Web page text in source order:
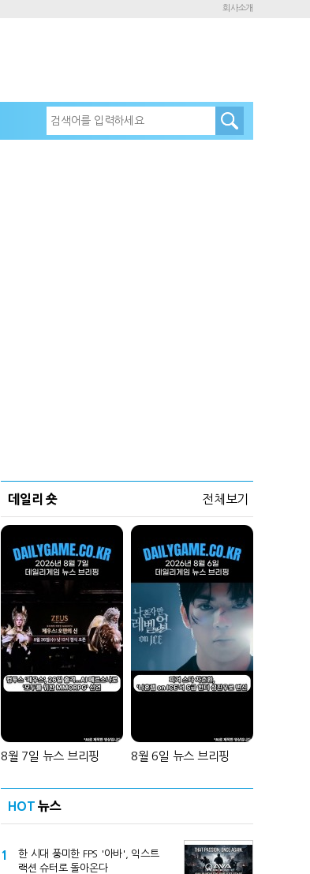
회사소개
데일리 숏 전체보기
8월 7일 뉴스 브리핑 8월 6일 뉴스 브리핑
HOT 뉴스
1
한 시대 풍미한 FPS '아바', 익스트
랙션 슈터로 돌아온다